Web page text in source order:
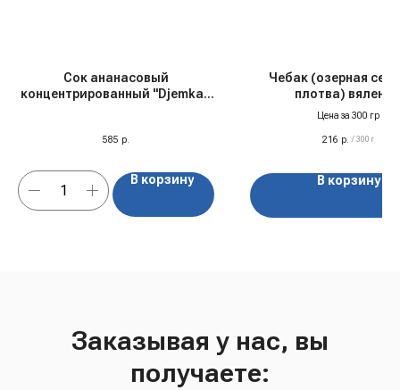
Сок ананасовый
концентрированный "Djemka",
585 р.
В корзину
Чебак (озерная
плотва)
Цена за 300 гр
216 р. / 300 г
В корзину
Заказывая у нас, вы
получаете: